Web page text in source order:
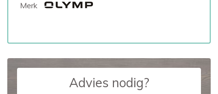
Merk
Advies nodig?